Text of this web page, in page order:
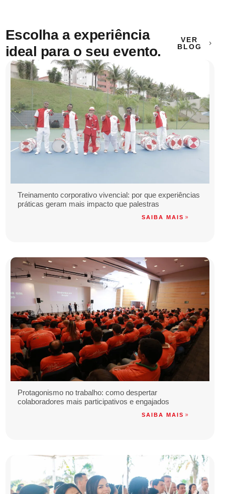
Escolha a experiência
ideal para o seu evento.
VER
BLOG
Treinamento corporativo vivencial: por que experiências
práticas geram mais impacto que palestras
SAIBA MAIS
Protagonismo no trabalho: como despertar
colaboradores mais participativos e engajados
SAIBA MAIS